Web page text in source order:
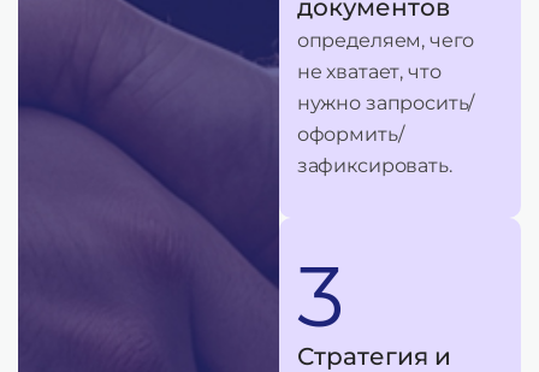
документов
определяем, чего
не хватает, что
нужно запросить/
оформить/
зафиксировать.
3
Стратегия и